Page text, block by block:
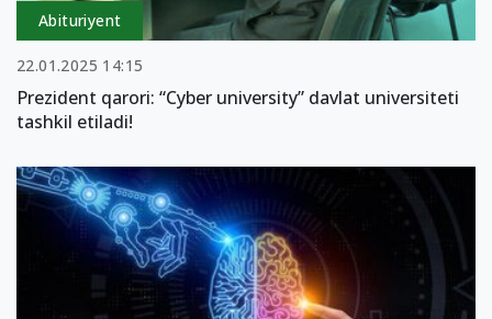
Abituriyent
22.01.2025 14:15
Prezident qarori: “Cyber university” davlat universiteti
tashkil etiladi!